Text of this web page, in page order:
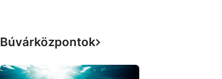
Búvárközpontok